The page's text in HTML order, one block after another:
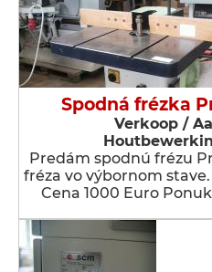
Spodná frézka
Verkoop /
Predám spodnú frézu
fréza vo výbornom
Cena 1000 Euro